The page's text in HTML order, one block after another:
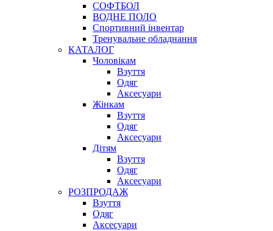
СОФТБОЛ
ВОДНЕ ПОЛО
Спортивний інвентар
Тренувальне обладнання
КАТАЛОГ
Чоловікам
Взуття
Одяг
Аксесуари
Жінкам
Взуття
Одяг
Аксесуари
Дітям
Взуття
Одяг
Аксесуари
РОЗПРОДАЖ
Взуття
Одяг
Аксесуари